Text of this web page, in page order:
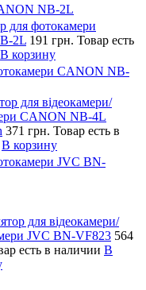
NB-2L
для фотокамери
2L 191 грн. Товар есть
В корзину
CANON NB-
для відеокамери/
CANON NB-4L
371 грн. Товар есть в
В корзину
JVC BN-
для відеокамери/
JVC BN-VF823 564
есть в наличии В